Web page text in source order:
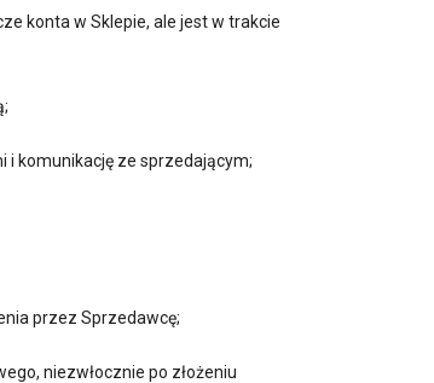
konta w Sklepie, ale jest w trakcie
i komunikację ze sprzedającym;
przez Sprzedawcę;
niezwłocznie po złożeniu